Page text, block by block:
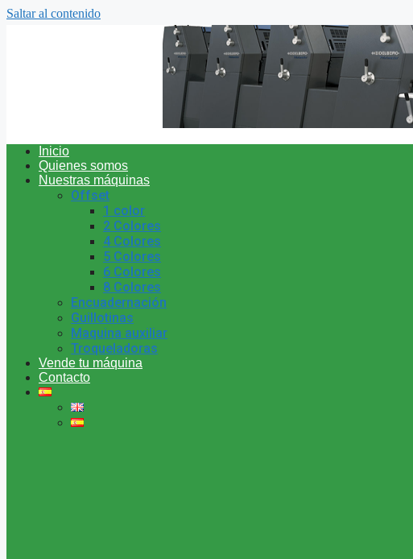
Saltar al contenido
Inicio
Quienes somos
Nuestras máquinas
Offset
1 color
2 Colores
4 Colores
5 Colores
6 Colores
8 Colores
Encuadernación
Guillotinas
Maquina auxiliar
Troqueladoras
Vende tu máquina
Contacto